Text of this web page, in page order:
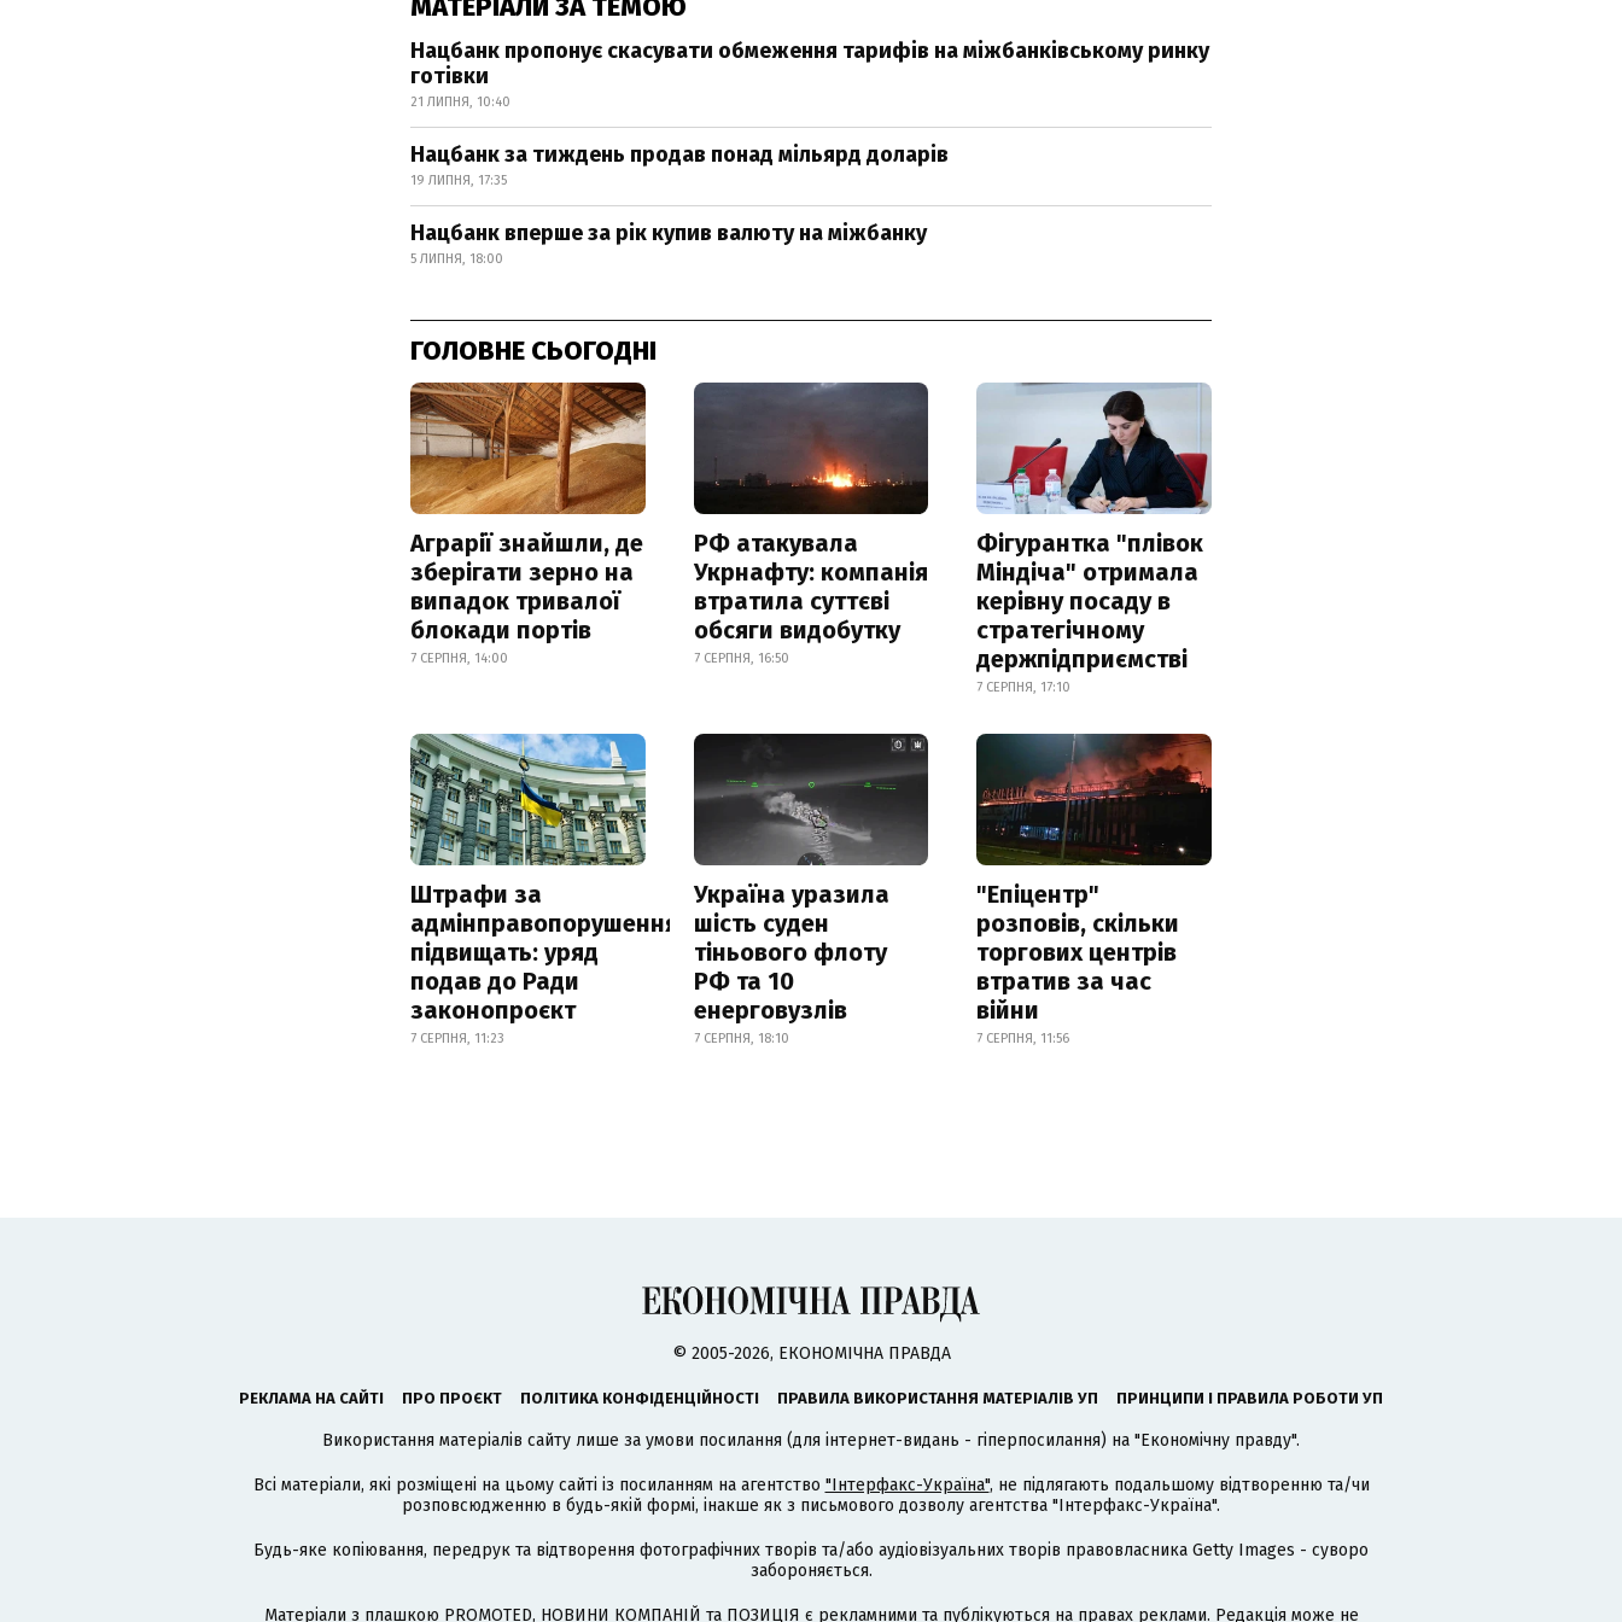
Нацбанк пропонує скасувати обмеження тарифів на міжбанківському ринку
готівки
21 ЛИПНЯ, 10:40
Нацбанк за тиждень продав понад мільярд доларів
19 ЛИПНЯ, 17:35
Нацбанк вперше за рік купив валюту на міжбанку
5 ЛИПНЯ, 18:00
ГОЛОВНЕ СЬОГОДНІ
Аграрії знайшли, де
зберігати зерно на
випадок тривалої
блокади портів
7 СЕРПНЯ, 14:00
РФ атакувала
Укрнафту: компанія
втратила суттєві
обсяги видобутку
7 СЕРПНЯ, 16:50
Фігурантка "плівок
Міндіча" отримала
керівну посаду в
стратегічному
держпідприємстві
7 СЕРПНЯ, 17:10
Штрафи за
адмінправопорушення
підвищать: уряд
подав до Ради
законопроєкт
7 СЕРПНЯ, 11:23
Україна уразила
шість суден
тіньового флоту
РФ та 10
енерговузлів
7 СЕРПНЯ, 18:10
"Епіцентр"
розповів, скільки
торгових центрів
втратив за час
війни
7 СЕРПНЯ, 11:56
© 2005-2026, ЕКОНОМІЧНА ПРАВДА
РЕКЛАМА НА САЙТІ ПРО ПРОЄКТ ПОЛІТИКА КОНФІДЕНЦІЙНОСТІ ПРАВИЛА ВИКОРИСТАННЯ МАТЕРІАЛІВ УП ПРИНЦИПИ І ПРАВИЛА РОБОТИ УП
Використання матеріалів сайту лише за умови посилання (для інтернет-видань - гіперпосилання) на "Економічну правду".
Всі матеріали, які розміщені на цьому сайті із посиланням на агентство "Інтерфакс-Україна", не підлягають подальшому відтворенню та/чи
розповсюдженню в будь-якій формі, інакше як з письмового дозволу агентства "Інтерфакс-Україна".
Будь-яке копіювання, передрук та відтворення фотографічних творів та/або аудіовізуальних творів правовласника Getty Images - суворо
забороняється.
Матеріали з плашкою PROMOTED, НОВИНИ КОМПАНІЙ та ПОЗИЦІЯ є рекламними та публікуються на правах реклами. Редакція може не